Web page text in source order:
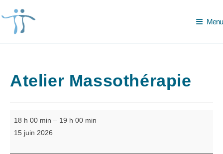
to
content
Menu
Atelier Massothérapie
18 h 00 min – 19 h 00 min
15 juin 2026